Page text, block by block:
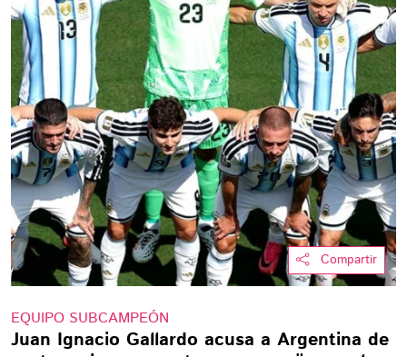
Compartir
EQUIPO SUBCAMPEÓN
Juan Ignacio Gallardo acusa a Argentina de